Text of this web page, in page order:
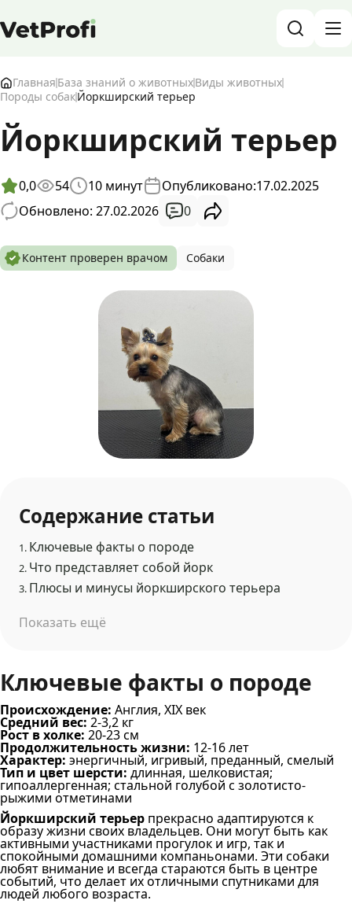
База знаний о животных и ветеринарии
Форум
Войти
Главная База знаний о животныхВиды животных
Породы собакЙоркширский терьер
Йоркширский терьер
0,0 54 10 минут Опубликовано:17.02.2025
Обновлено: 27.02.2026
0
Контент проверен врачом Собаки
Содержание статьи
1. Ключевые факты о породе
2. Что представляет собой йорк
3. Плюсы и минусы йоркширского терьера
Показать ещё
Ключевые факты о породе
Происхождение: Англия, XIX век
Средний вес: 2-3,2 кг
Рост в холке: 20-23 см
Продолжительность жизни: 12-16 лет
Характер: энергичный, игривый, преданный, смелый
Тип и цвет шерсти: длинная, шелковистая;
гипоаллергенная; стальной голубой с золотисто-
рыжими отметинами
Йоркширский терьер прекрасно адаптируются к
образу жизни своих владельцев. Они могут быть как
активными участниками прогулок и игр, так и
спокойными домашними компаньонами. Эти собаки
любят внимание и всегда стараются быть в центре
событий, что делает их отличными спутниками для
людей любого возраста.